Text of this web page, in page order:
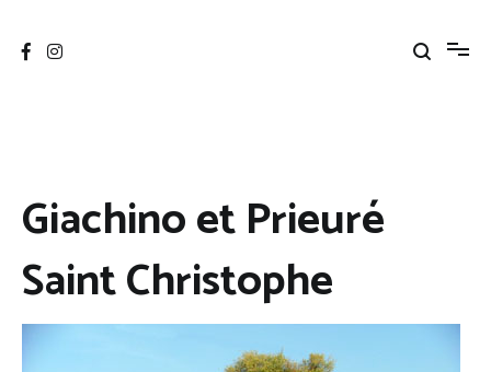
Giachino et Prieuré
Saint Christophe